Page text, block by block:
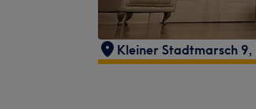
Kleiner Stadtmarsch 9,